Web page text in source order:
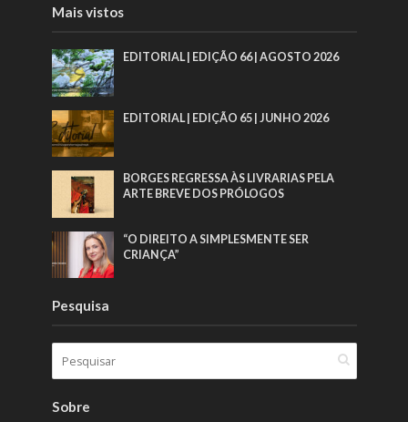
Mais vistos
EDITORIAL | EDIÇÃO 66 | AGOSTO 2026
EDITORIAL | EDIÇÃO 65 | JUNHO 2026
BORGES REGRESSA ÀS LIVRARIAS PELA
ARTE BREVE DOS PRÓLOGOS
“O DIREITO A SIMPLESMENTE SER
CRIANÇA”
Pesquisa
Sobre